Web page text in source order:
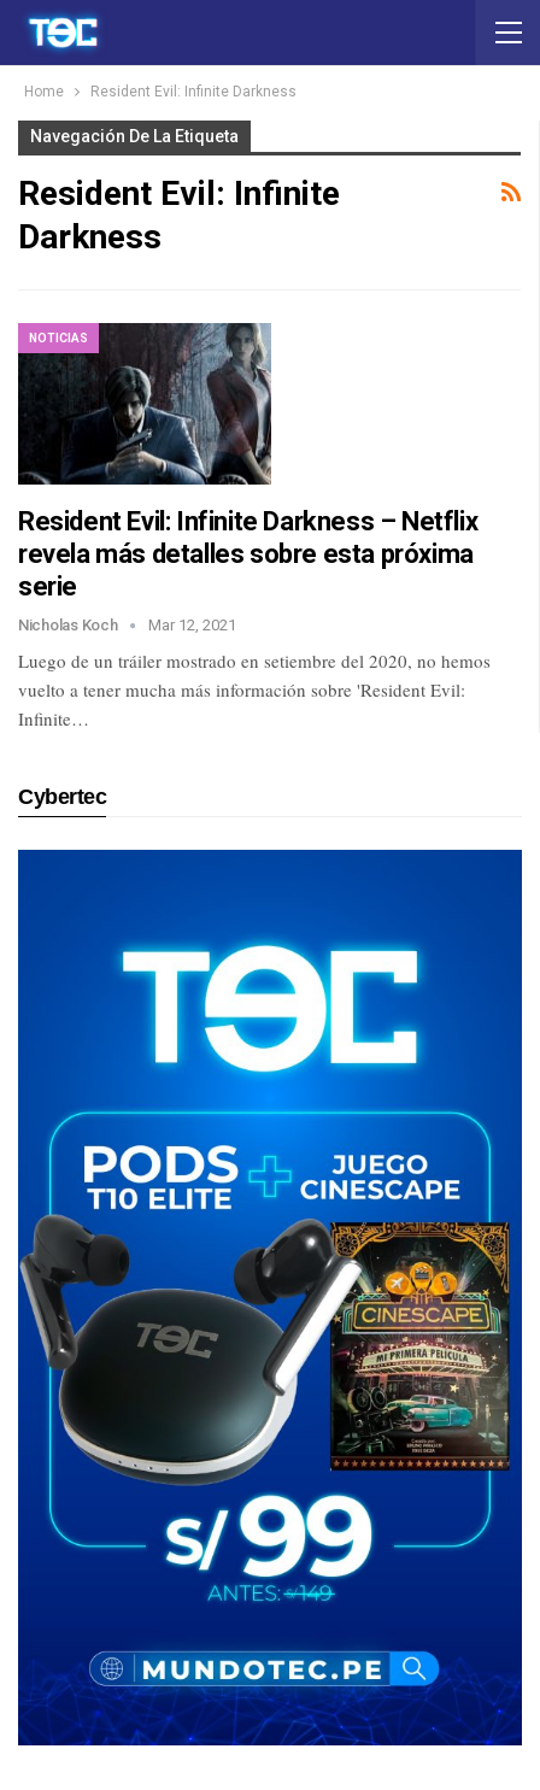
Home Resident Evil: Infinite Darkness
Navegación De La Etiqueta
Resident Evil: Infinite
Darkness
NOTICIAS
Resident Evil: Infinite Darkness – Netflix
revela más detalles sobre esta próxima
serie
Nicholas Koch Mar 12, 2021
Luego de un tráiler mostrado en setiembre del 2020, no hemos
vuelto a tener mucha más información sobre 'Resident Evil:
Infinite…
Cybertec